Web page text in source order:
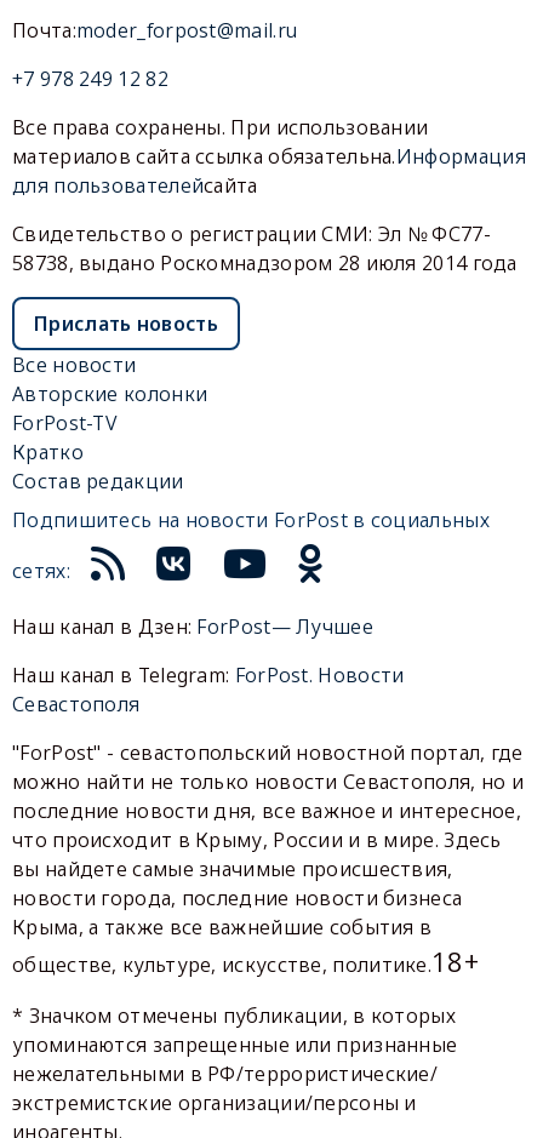
Почта:moder_forpost@mail.ru
+7 978 249 12 82
Все права сохранены. При использовании
материалов сайта ссылка обязательна.Информация
для пользователейсайта
Свидетельство о регистрации СМИ: Эл № ФС77-
58738, выдано Роскомнадзором 28 июля 2014 года
Прислать новость
Все новости
Авторские колонки
ForPost-TV
Кратко
Состав редакции
Подпишитесь на новости ForPost в социальных
сетях:
Наш канал в Дзен: ForPost— Лучшее
Наш канал в Telegram: ForPost. Новости
Севастополя
"ForPost" - севастопольский новостной портал, где
можно найти не только новости Севастополя, но и
последние новости дня, все важное и интересное,
что происходит в Крыму, России и в мире. Здесь
вы найдете самые значимые происшествия,
новости города, последние новости бизнеса
Крыма, а также все важнейшие события в
обществе, культуре, искусстве, политике.18+
* Значком отмечены публикации, в которых
упоминаются запрещенные или признанные
нежелательными в РФ/террористические/
экстремистские организации/персоны и
иноагенты.